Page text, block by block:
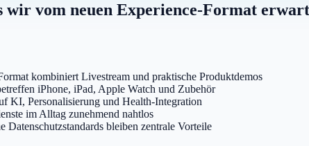
wir vom neuen Experience-Format
kombiniert Livestream und praktische Produktdemos
iPhone, iPad, Apple Watch und Zubehör
KI, Personalisierung und Health-Integration
im Alltag zunehmend nahtlos
Datenschutzstandards bleiben zentrale Vorteile